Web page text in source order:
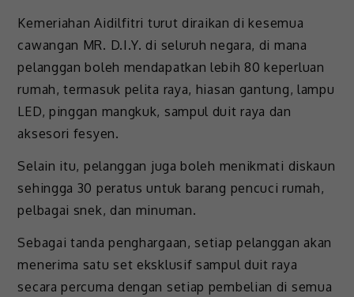
Kemeriahan Aidilfitri turut diraikan di kesemua
cawangan MR. D.I.Y. di seluruh negara, di mana
pelanggan boleh mendapatkan lebih 80 keperluan
rumah, termasuk pelita raya, hiasan gantung, lampu
LED, pinggan mangkuk, sampul duit raya dan
aksesori fesyen.
Selain itu, pelanggan juga boleh menikmati diskaun
sehingga 30 peratus untuk barang pencuci rumah,
pelbagai snek, dan minuman.
Sebagai tanda penghargaan, setiap pelanggan akan
menerima satu set eksklusif sampul duit raya
secara percuma dengan setiap pembelian di semua